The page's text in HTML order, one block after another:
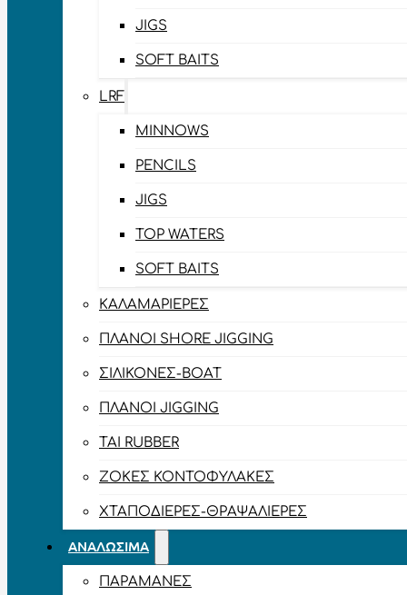
JIGS
SOFT BAITS
LRF
MINNOWS
PENCILS
JIGS
TOP WATERS
SOFT BAITS
ΚΑΛΑΜΑΡΙΈΡΕΣ
ΠΛΆΝΟΙ SHORE JIGGING
ΣΙΛΙΚΌΝΕΣ-BOAT
ΠΛΆΝΟΙ JIGGING
TAI RUBBER
ΖΌΚΕΣ ΚΟΝΤΟΦΎΛΑΚΕΣ
ΧΤΑΠΟΔΙΈΡΕΣ-ΘΡΑΨΑΛΙΈΡΕΣ
ΑΝΑΛΏΣΙΜΑ
ΠΑΡΑΜΆΝΕΣ